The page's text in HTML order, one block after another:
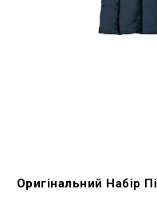
Оригінальний Набір